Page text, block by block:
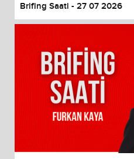
Brifing Saati - 27 07 2026